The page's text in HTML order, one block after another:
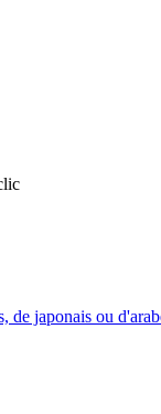
de japonais ou